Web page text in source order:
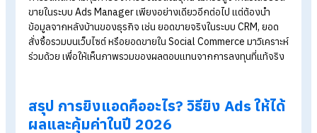
เมื่อ AI ช่วยหาคนซื้อให้แล้ว หน้าที่สำคัญที่สุดของนักการตลาดคือ
ทำชิ้นงานโฆษณา (Creative) ให้มีคุณภาพสูง โดยเฉพาะวิดีโอสั้น
อย่าง Reels และ TikTok ซึ่งเป็นช่องทางที่มีต้นทุนการเข้าถึงถูก
3. ใช้กฎ 3 วินาทีแรก และ Hook ที่ชัดเจน